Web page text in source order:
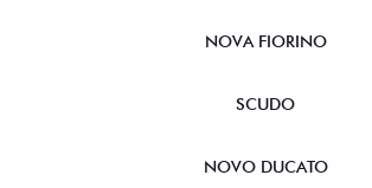
NOVA FIORINO
SCUDO
NOVO DUCATO